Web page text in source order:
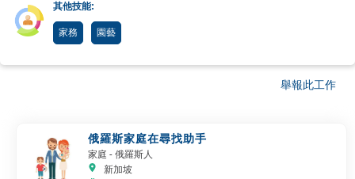
其他技能:
家務 園藝
舉報此工作
俄羅斯家庭在尋找助手
家庭 - 俄羅斯人
新加坡